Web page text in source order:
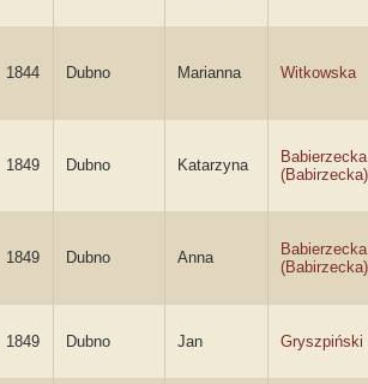
1844 Dubno Marianna Witkowska
1849 Dubno Katarzyna
Babierzecka
(Babirzecka)
1849 Dubno Anna
Babierzecka
(Babirzecka)
1849 Dubno Jan Gryszpiński